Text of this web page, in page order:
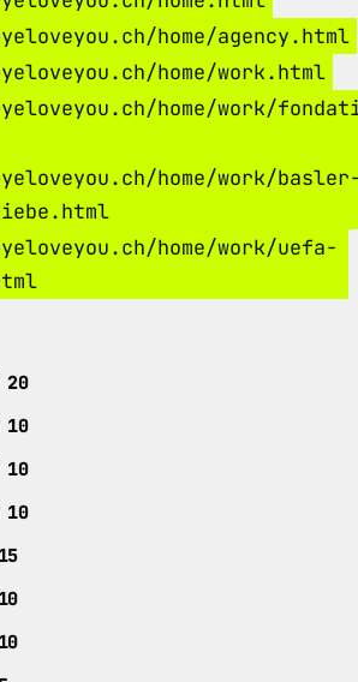
home/agency.html
home/work.html
home/work/
home/work/
home/work/uefa-